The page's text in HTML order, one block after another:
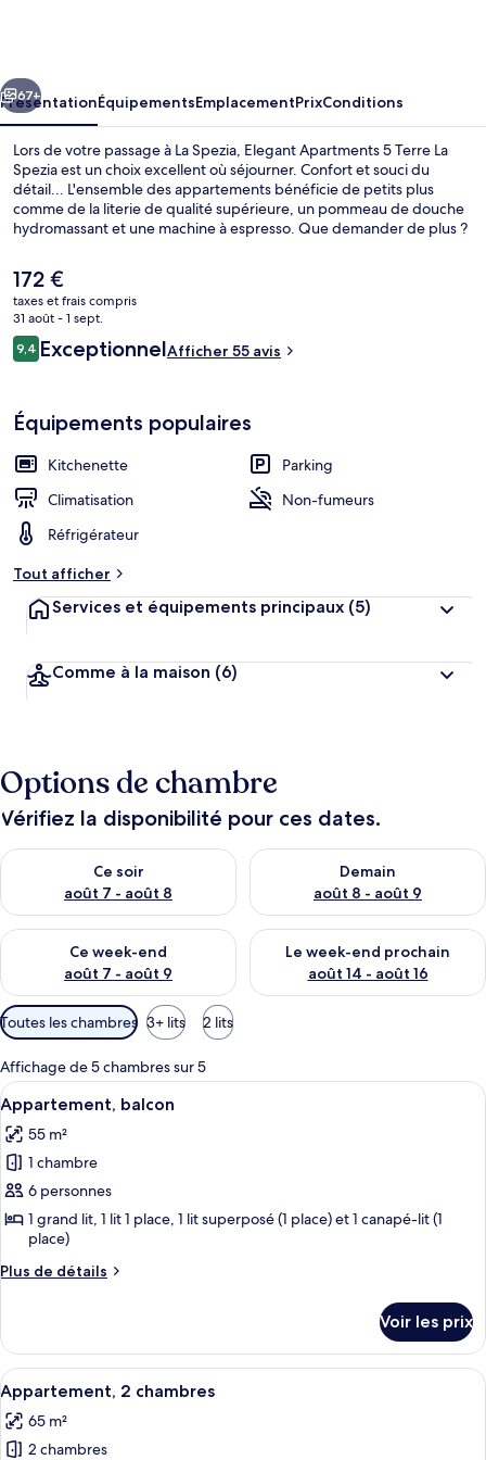
La
Spezia
Suivant
67+
PrésentationÉquipementsEmplacementPrixConditions
Lors de votre passage à La Spezia, Elegant Apartments 5 Terre La
Spezia est un choix excellent où séjourner. Confort et souci du
détail... L'ensemble des appartements bénéficie de petits plus
comme de la literie de qualité supérieure, un pommeau de douche
hydromassant et une machine à espresso. Que demander de plus ?
Le
prix
actuel
est
de
172 €
taxes et frais compris
31 août - 1 sept.
Avis
voyageurs
9,49,4 sur 10
ExceptionnelAfficher 55 avis
Équipements populaires
Kitchenette
Parking
Climatisation
Non-fumeurs
Réfrigérateur
Tout afficher
Services et équipements principaux (5)
Comme à la maison (6)
Options de chambre
Vérifiez la disponibilité pour ces dates.
Ce soir
août 7 - août 8
Vérifier la disponibilité pour ce soir août 7 - août 8
Demain
août 8 - août 9
Vérifier la disponibilité pour
Ce week-end
août 7 - août 9
Vérifier la disponibilité pour ce week-end août 7 - août 9
Le week-end prochain
août 14 - août 16
Vérifier la disponibilité pour
Filtres
disponibles
pour
les
chambres
Toutes les chambres 3+ lits 2 lits
Affichage de 5 chambres sur 5
Afficher
toutes
les
photos
pour
ce
type
de
balcon
Une cuisine moderne avec des
15
Appartement, balcon
55 m²
1 chambre
6 personnes
1 grand lit, 1 lit 1 place, 1 lit superposé (1 place) et 1 canapé-lit (1
place)
Plus de détails
Plus
le
type
de
chambre
Appartement,
balcon
Voir les prix
Afficher
toutes
les
photos
Un couloir aux murs recouverts de
15
Appartement, 2 chambres
65 m²
2 chambres